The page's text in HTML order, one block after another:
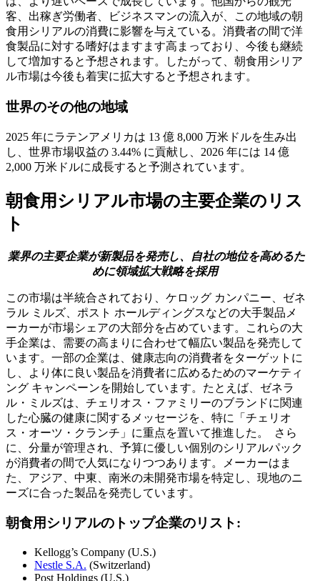
客、出稼ぎ労働者、ビジネスマンの流入が、この地域の朝
食用シリアルの消費に影響を与えている。消費者の間で洋
食製品に対する嗜好はますます高まっており、今後も継続
して増加すると予想されます。したがって、朝食用シリア
ル市場は今後も着実に拡大すると予想されます。
世界のその他の地域
2025 年にラテンアメリカは 13 億 8,000 万米ドルを生み出
し、世界市場収益の 3.44% に貢献し、2026 年には 14 億
2,000 万米ドルに成長すると予測されています。
朝食用シリアル市場の主要企業のリス
ト
業界の主要企業が新製品を発売し、自社の地位を高めるた
めに領域拡大戦略を採用
この市場は半統合されており、ケロッグ カンパニー、ゼネ
ラル ミルズ、ポスト ホールディングスなどの大手製品メ
ーカーが市場シェアの大部分を占めています。これらの大
手企業は、需要の高まりに合わせて幅広い製品を発売して
います。一部の企業は、健康志向の消費者をターゲットに
し、より体に良い製品を消費者に広めるためのマーケティ
ング キャンペーンを開始しています。たとえば、ゼネラ
ル・ミルズは、チェリオス・ファミリーのブランドに関連
した心臓の健康に関するメッセージを、特に「チェリオ
ス・オーツ・クランチ」に重点を置いて推進した。 さら
に、分量が管理され、予算に優しい個別のシリアルパック
が消費者の間で人気になりつつあります。メーカーはま
た、アジア、中東、南米の未開発市場を特定し、現地のニ
ーズに合った製品を発売しています。
朝食用シリアルのトップ企業のリスト:
Kellogg’s Company (U.S.)
Nestle S.A. (Switzerland)
Post Holdings (U.S.)